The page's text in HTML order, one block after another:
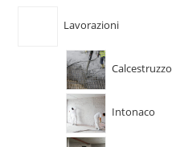
Lavorazioni
Calcestruzzo
Intonaco